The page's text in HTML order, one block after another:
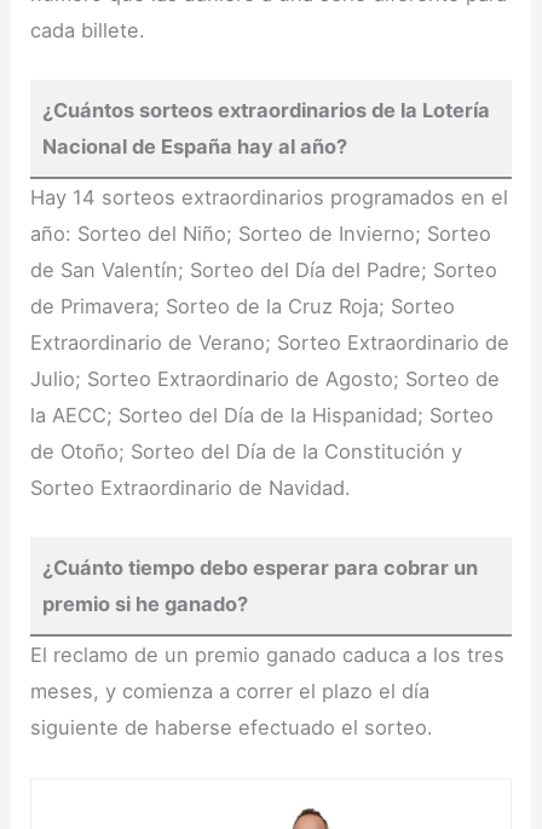
cada billete.
¿Cuántos sorteos extraordinarios de la Lotería
Nacional de España hay al año?
Hay 14 sorteos extraordinarios programados en el
año: Sorteo del Niño; Sorteo de Invierno; Sorteo
de San Valentín; Sorteo del Día del Padre; Sorteo
de Primavera; Sorteo de la Cruz Roja; Sorteo
Extraordinario de Verano; Sorteo Extraordinario de
Julio; Sorteo Extraordinario de Agosto; Sorteo de
la AECC; Sorteo del Día de la Hispanidad; Sorteo
de Otoño; Sorteo del Día de la Constitución y
Sorteo Extraordinario de Navidad.
¿Cuánto tiempo debo esperar para cobrar un
premio si he ganado?
El reclamo de un premio ganado caduca a los tres
meses, y comienza a correr el plazo el día
siguiente de haberse efectuado el sorteo.